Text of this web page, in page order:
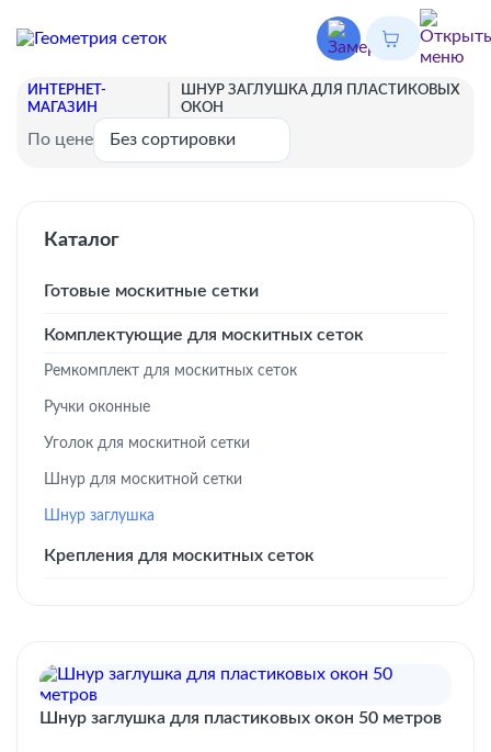
ИНТЕРНЕТ-
МАГАЗИН
ШНУР ЗАГЛУШКА ДЛЯ ПЛАСТИКОВЫХ
ОКОН
По цене
Каталог
Готовые москитные сетки
Комплектующие для москитных сеток
Ремкомплект для москитных сеток
Ручки оконные
Уголок для москитной сетки
Шнур для москитной сетки
Шнур заглушка
Крепления для москитных сеток
Шнур заглушка для пластиковых окон 50 метров